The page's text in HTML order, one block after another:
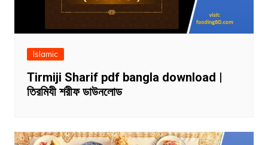
Islamic
Tirmiji Sharif pdf bangla download |
তিরমিযী শরীফ ডাউনলোড